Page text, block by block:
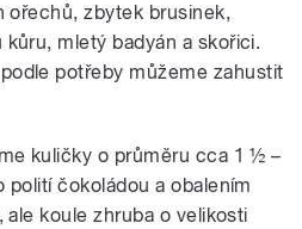
ořechů, zbytek brusinek,
mletý badyán a skořici.
potřeby můžeme zahustit
kuličky o průměru cca 1 ½ –
polití čokoládou a obalením
koule zhruba o velikosti